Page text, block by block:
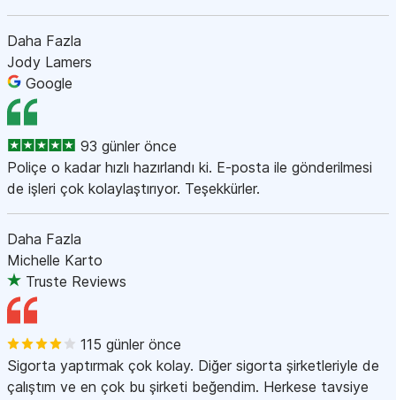
Daha Fazla
Jody Lamers
Google
93 günler önce
Poliçe o kadar hızlı hazırlandı ki. E-posta ile gönderilmesi
de işleri çok kolaylaştırıyor. Teşekkürler.
Daha Fazla
Michelle Karto
Truste Reviews
115 günler önce
Sigorta yaptırmak çok kolay. Diğer sigorta şirketleriyle de
çalıştım ve en çok bu şirketi beğendim. Herkese tavsiye